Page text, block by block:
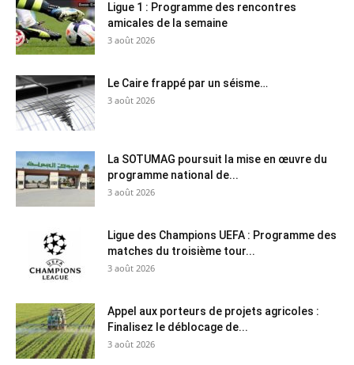
Ligue 1 : Programme des rencontres
amicales de la semaine
3 août 2026
Le Caire frappé par un séisme…
3 août 2026
La SOTUMAG poursuit la mise en œuvre du
programme national de...
3 août 2026
Ligue des Champions UEFA : Programme des
matches du troisième tour...
3 août 2026
Appel aux porteurs de projets agricoles :
Finalisez le déblocage de...
3 août 2026